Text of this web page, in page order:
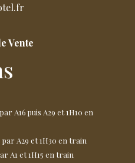
Vente
A16 puis A29 et 1H10 en
par A29 et 1H30 en train
A1 et 1H15 en train